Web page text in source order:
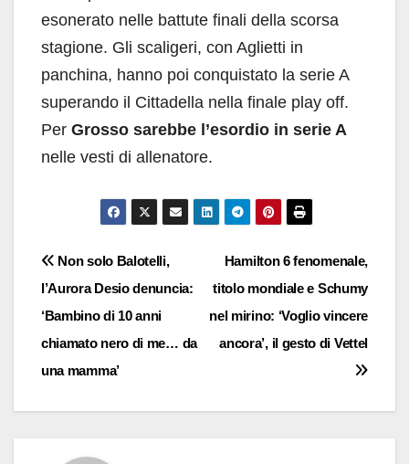
esonerato nelle battute finali della scorsa
stagione. Gli scaligeri, con Aglietti in
panchina, hanno poi conquistato la serie A
superando il Cittadella nella finale play off.
Per Grosso sarebbe l’esordio in serie A
nelle vesti di allenatore.
Navigazione
articoli
Hamilton 6 fenomenale,
titolo mondiale e Schumy
nel mirino: ‘Voglio vincere
ancora’, il gesto di Vettel
Non solo Balotelli,
l’Aurora Desio denuncia:
‘Bambino di 10 anni
chiamato nero di me… da
una mamma’